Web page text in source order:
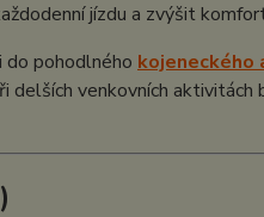
jízdu a zvýšit
pohodlného kojeneckého
delších venkovních aktivitách